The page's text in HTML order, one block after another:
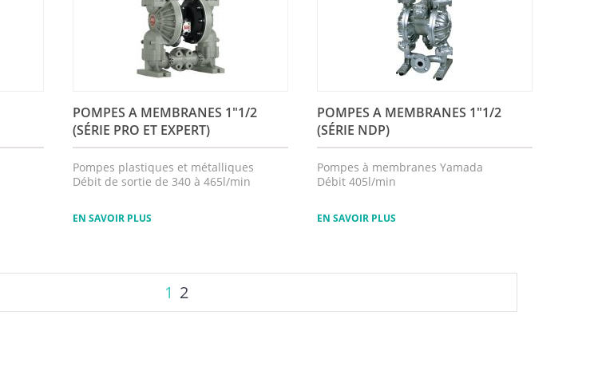
POMPES A MEMBRANES 1"1/2
(SÉRIE PRO ET EXPERT)
Pompes plastiques et métalliques
Débit de sortie de 340 à 465l/min
EN SAVOIR PLUS
POMPES A MEMBRANES 1"1/2
(SÉRIE NDP)
Pompes à membranes Yamada
Débit 405l/min
EN SAVOIR PLUS
1 2